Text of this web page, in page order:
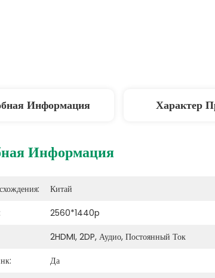
Информация Характер
Информация
Китай
2560*1440p
2HDMI, 2DP, Аудио, Постоянный Ток
Да